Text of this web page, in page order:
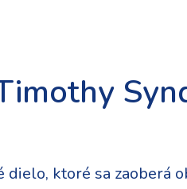
dielo, ktoré sa zaoberá